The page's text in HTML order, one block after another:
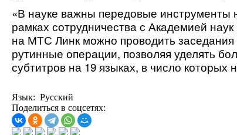
«В науке важны передовые инструменты
рамках сотрудничества с Академией
на МТС Линк можно проводить
рутинные операции, позволяя уделять
субтитров на 19 языках, в число
Язык: Русский
Поделиться в соцсетях: